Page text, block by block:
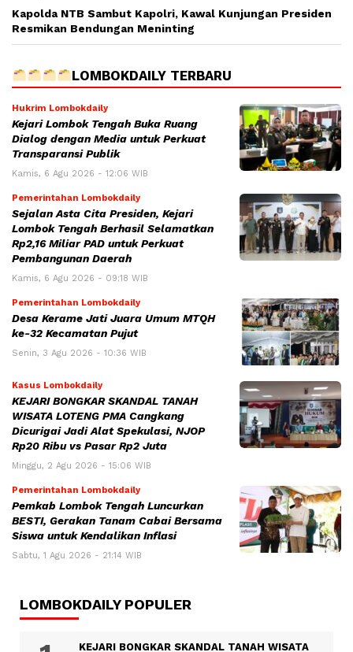
Kapolda NTB Sambut Kapolri, Kawal Kunjungan Presiden
Resmikan Bendungan Meninting
LOMBOKDAILY TERBARU
Hukrim Lombokdaily
Kejari Lombok Tengah Buka Ruang
Dialog dengan Media untuk Perkuat
Transparansi Publik
Kamis, 6 Agu 2026 - 12:06 WIB
Pemerintahan Lombokdaily
Sejalan Asta Cita Presiden, Kejari
Lombok Tengah Berhasil Selamatkan
Rp2,16 Miliar PAD untuk Perkuat
Pembangunan Daerah
Kamis, 6 Agu 2026 - 09:18 WIB
Pemerintahan Lombokdaily
Desa Kerame Jati Juara Umum MTQH
ke-32 Kecamatan Pujut
Senin, 3 Agu 2026 - 10:36 WIB
Kasus Lombokdaily
KEJARI BONGKAR SKANDAL TANAH
WISATA LOTENG PMA Cangkang
Dicurigai Jadi Alat Spekulasi, NJOP
Rp20 Ribu vs Pasar Rp2 Juta
Minggu, 2 Agu 2026 - 15:06 WIB
Pemerintahan Lombokdaily
Pemkab Lombok Tengah Luncurkan
BESTI, Gerakan Tanam Cabai Bersama
Siswa untuk Kendalikan Inflasi
Sabtu, 1 Agu 2026 - 21:14 WIB
LOMBOKDAILY POPULER
KEJARI BONGKAR SKANDAL TANAH WISATA